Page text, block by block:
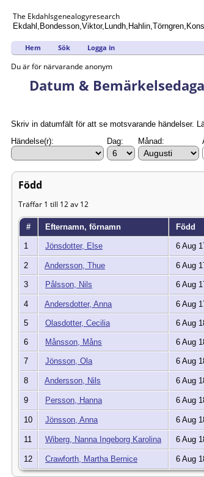
The Ekdahlsgenealogyresearch
Hem Sök Logga in
Du är för närvarande anonym
Datum &
Skriv in datumfält för att se motsvarande händelser.
Händelse(r):
Dag: Månad:
Född
Träffar 1 till 12 av 12
# Efternamn, förnamn Född
1 Jönsdotter, Else 6 Aug
2 Andersson, Thue 6 Aug
3 Pålsson, Nils 6 Aug
4 Andersdotter, Anna 6 Aug
5 Olasdotter, Cecilia 6 Aug
6 Månsson, Måns 6 Aug
7 Jönsson, Ola 6 Aug
8 Andersson, Nils 6 Aug
9 Persson, Hanna 6 Aug
10 Jönsson, Anna 6 Aug
11 Wiberg, Nanna Ingeborg Karolina 6 Aug
12 Crawforth, Martha Bernice 6 Aug